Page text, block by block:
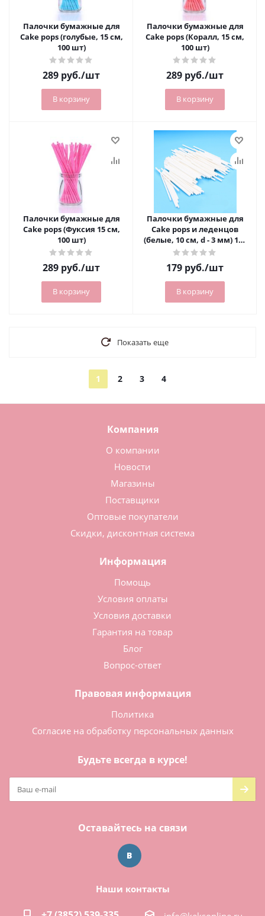
Палочки бумажные для
Cake pops (голубые, 15 см,
100 шт)
289 руб./шт
В корзину
Палочки бумажные для
Cake pops (Коралл, 15 см,
100 шт)
289 руб./шт
В корзину
Палочки бумажные для
Cake pops (Фуксия 15 см,
100 шт)
289 руб./шт
В корзину
Палочки бумажные для
Cake pops и леденцов
(белые, 10 см, d - 3 мм) 100
шт
179 руб./шт
В корзину
Показать еще
1 2 3 4
Компания
О компании
Новости
Магазины
Поставщики
Оптовые покупатели
Скидки, дисконтная система
Информация
Помощь
Условия оплаты
Условия доставки
Гарантия на товар
Блог
Вопрос-ответ
Правовая информация
Политика
Согласие на обработку персональных данных
Будьте всегда в курсе!
Оставайтесь на связи
Наши контакты